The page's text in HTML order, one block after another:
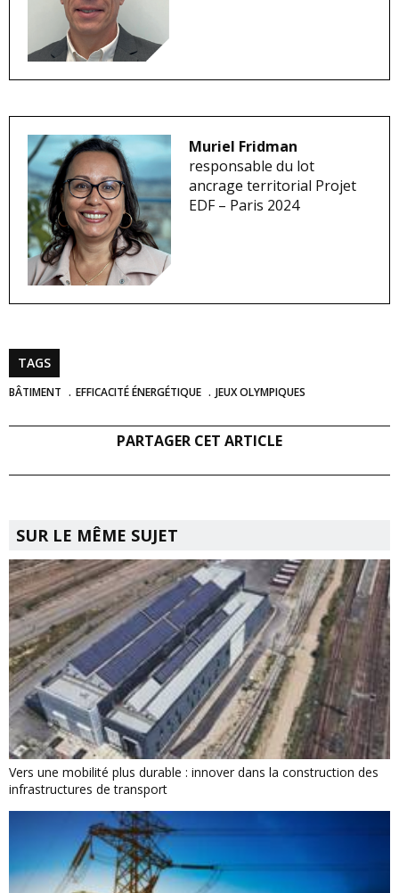
Muriel Fridman
responsable du lot
ancrage territorial Projet
EDF – Paris 2024
TAGS
BÂTIMENT EFFICACITÉ ÉNERGÉTIQUE JEUX OLYMPIQUES
PARTAGER CET ARTICLE
SUR LE MÊME SUJET
Vers une mobilité plus durable : innover dans la construction des
infrastructures de transport